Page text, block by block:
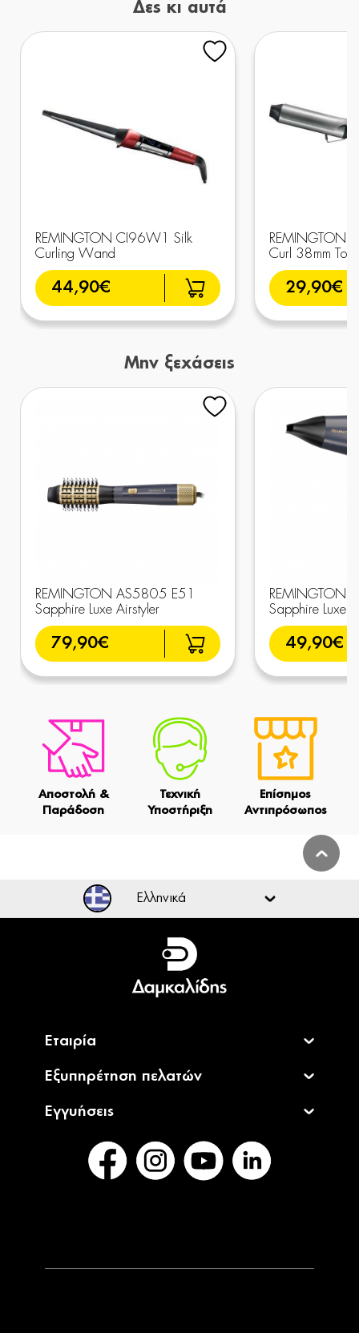
Δες κι αυτά
REMINGTON CI96W1 Silk
Curling Wand
44,90€
REMINGTON
Curl 38mm
29,90€
Μην ξεχάσεις
REMINGTON AS5805 E51
Sapphire Luxe Airstyler
79,90€
REMINGTON
Sapphire Luxe
49,90€
Αποστολή &
Παράδοση
Τεχνική
Υποστήριξη
Επίσημος
Αντιπρόσωπος
Ελληνικά
Ελληνικά
English
Εταιρία
Εξυπηρέτηση πελατών
Εγγυήσεις